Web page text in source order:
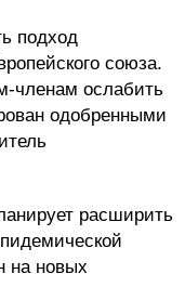
подход
союза.
членам ослабить
одобренными
расширить
на новых